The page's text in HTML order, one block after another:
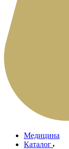
Медицина
Каталог